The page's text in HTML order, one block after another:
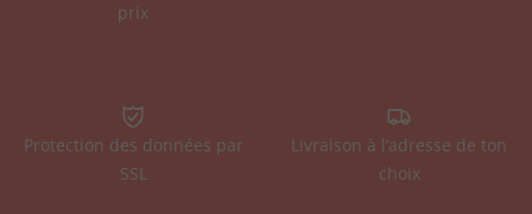
prix
Protection des données par
SSL
Livraison à l’adresse de ton
choix